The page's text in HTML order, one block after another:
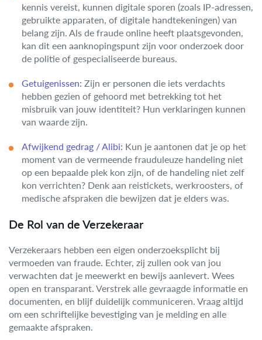
kennis vereist, kunnen digitale sporen (zoals IP-adressen,
gebruikte apparaten, of digitale handtekeningen) van
belang zijn. Als de fraude online heeft plaatsgevonden,
kan dit een aanknopingspunt zijn voor onderzoek door
de politie of gespecialiseerde bureaus.
Getuigenissen: Zijn er personen die iets verdachts
hebben gezien of gehoord met betrekking tot het
misbruik van jouw identiteit? Hun verklaringen kunnen
van waarde zijn.
Afwijkend gedrag / Alibi: Kun je aantonen dat je op het
moment van de vermeende frauduleuze handeling niet
op een bepaalde plek kon zijn, of de handeling niet zelf
kon verrichten? Denk aan reistickets, werkroosters, of
medische afspraken die bewijzen dat je elders was.
De Rol van de Verzekeraar
Verzekeraars hebben een eigen onderzoeksplicht bij
vermoeden van fraude. Echter, zij zullen ook van jou
verwachten dat je meewerkt en bewijs aanlevert. Wees
open en transparant. Verstrek alle gevraagde informatie en
documenten, en blijf duidelijk communiceren. Vraag altijd
om een schriftelijke bevestiging van je melding en alle
gemaakte afspraken.